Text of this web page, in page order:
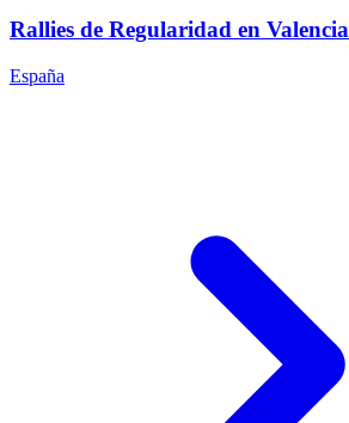
Rallies de Regularidad en Valencia
España